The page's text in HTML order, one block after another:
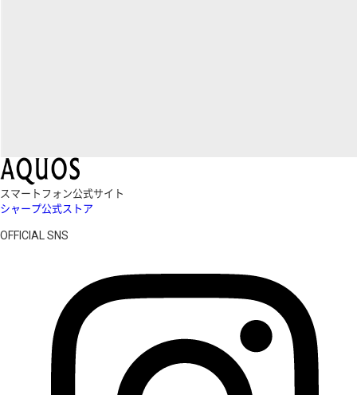
スマートフォン公式サイト
シャープ公式ストア
OFFICIAL SNS